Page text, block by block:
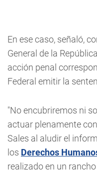
En ese caso, señaló,
General de la
acción penal
Federal emitir la
"No encubriremos ni
actuar plenamente
Sales al aludir el
los Derechos
realizado en un